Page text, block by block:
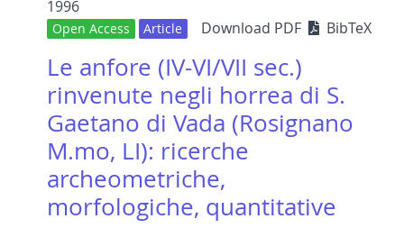
1996
Open Access Article Download PDF BibTeX
Le anfore (IV-VI/VII sec.)
rinvenute negli horrea di S.
Gaetano di Vada (Rosignano
M.mo, LI): ricerche
archeometriche,
morfologiche, quantitative